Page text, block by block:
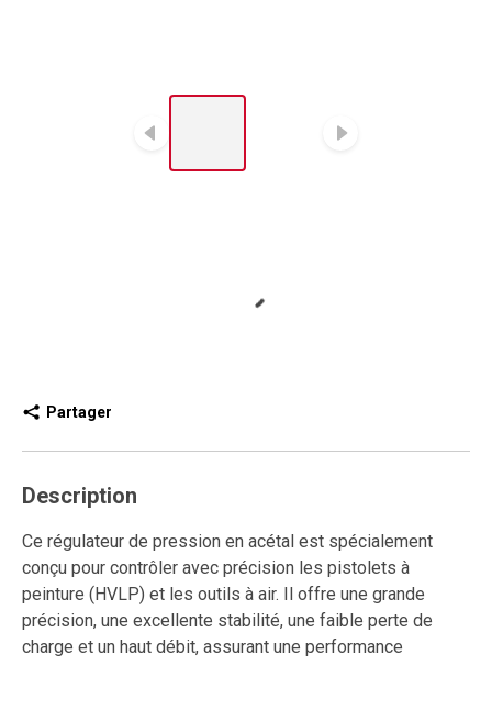
Diapositive
Partager
Description
Ce régulateur de pression en acétal est spécialement
conçu pour contrôler avec précision les pistolets à
peinture (HVLP) et les outils à air. Il offre une grande
précision, une excellente stabilité, une faible perte de
charge et un haut débit, assurant une performance